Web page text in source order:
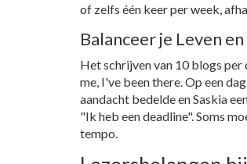
of zelfs één keer per week,
Balanceer je Leven
Het schrijven van 10 blogs per
me, I've been there. Op een
aandacht bedelde en Saskia
"Ik heb een deadline". Soms
tempo.